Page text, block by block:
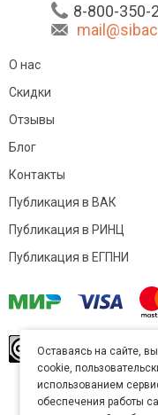
8-800-350-
О нас
Скидки
Отзывы
Блог
Контакты
Публикация в ВАК
Публикация в РИНЦ
Публикация в ЕГПНИ
Карта
Оставаясь на сайте,
cookie,
использованием
обеспечения работы